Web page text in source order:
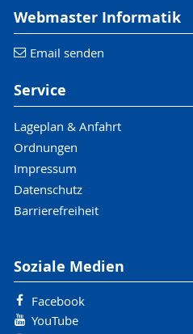
Webmaster Informatik
Email senden
Service
Lageplan & Anfahrt
Ordnungen
Impressum
Datenschutz
Barrierefreiheit
Soziale Medien
Facebook
YouTube